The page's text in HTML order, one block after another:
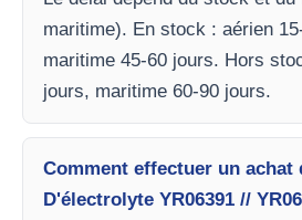
maritime). En stock : aérien
maritime 45-60 jours. Hors
jours, maritime 60-90 jours.
Comment effectuer un achat
D'électrolyte YR06391 //